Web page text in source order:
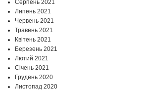
Серпень 2021
Липень 2021
Червень 2021
Травень 2021
Квітень 2021
Березень 2021
Лютий 2021
Січень 2021
Грудень 2020
Листопад 2020